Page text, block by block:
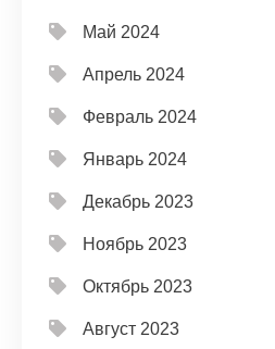
Май 2024
Апрель 2024
Февраль 2024
Январь 2024
Декабрь 2023
Ноябрь 2023
Октябрь 2023
Август 2023